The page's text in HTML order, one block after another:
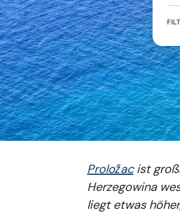
Proložacist
Herzegowina
liegt etwas